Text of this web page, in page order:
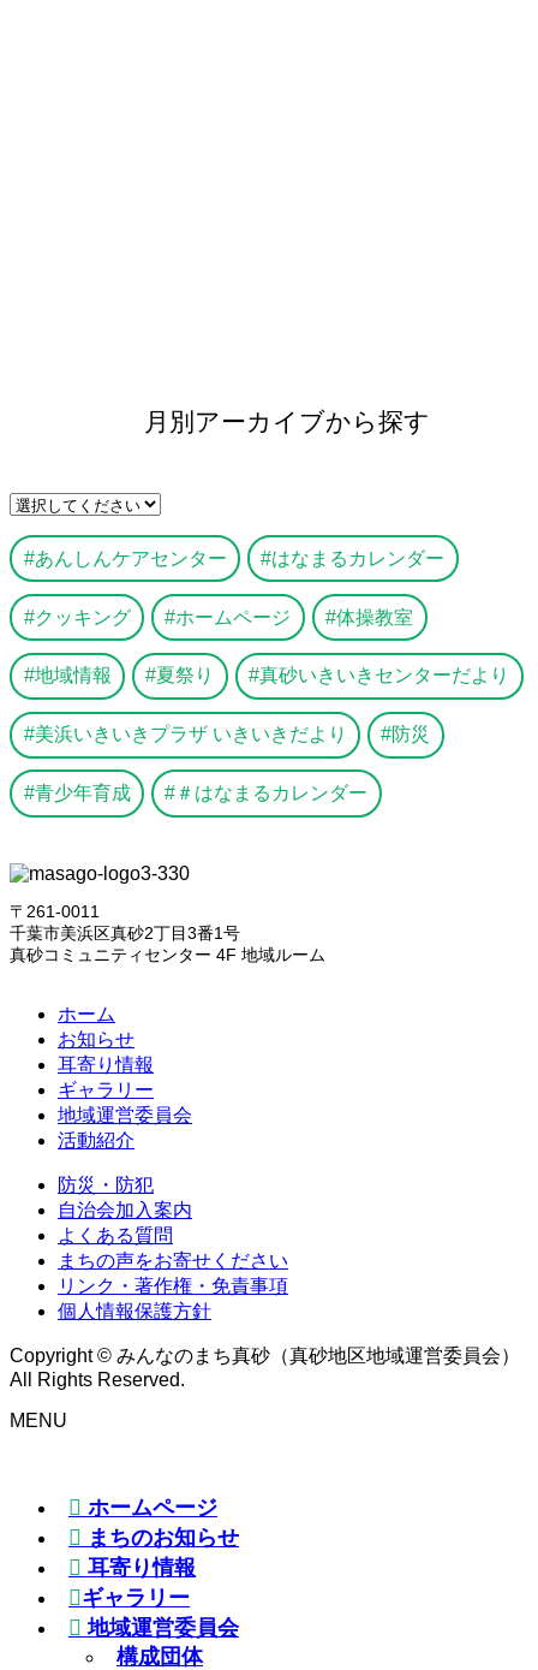
月別アーカイブから探す
あんしんケアセンター はなまるカレンダー
クッキング ホームページ 体操教室
地域情報 夏祭り 真砂いきいきセンターだより
美浜いきいきプラザ いきいきだより 防災
青少年育成 ＃はなまるカレンダー
〒261-0011
千葉市美浜区真砂2丁目3番1号
真砂コミュニティセンター 4F 地域ルーム
ホーム
お知らせ
耳寄り情報
ギャラリー
地域運営委員会
活動紹介
防災・防犯
自治会加入案内
よくある質問
まちの声をお寄せください
リンク・著作権・免責事項
個人情報保護方針
Copyright © みんなのまち真砂（真砂地区地域運営委員会）
All Rights Reserved.
MENU
ホームページ
まちのお知らせ
耳寄り情報
ギャラリー
地域運営委員会
構成団体